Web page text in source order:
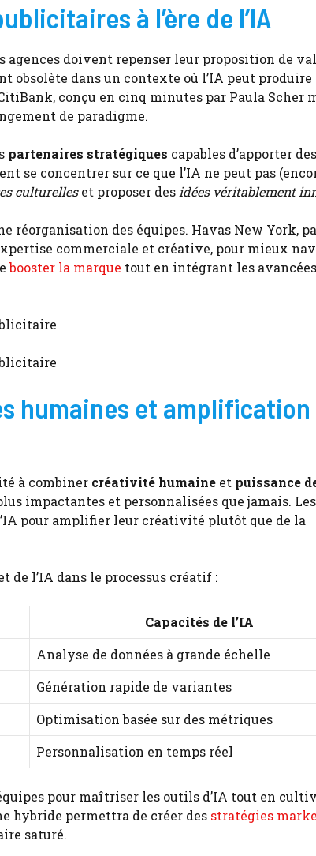
à l’ère de l’IA
agences doivent repenser leur proposition de
dans un contexte où l’IA peut produire
conçu en cinq minutes par Paula Scher
de paradigme.
partenaires stratégiques capables d’apporter des
se concentrer sur ce que l’IA ne peut pas
culturelleset proposer des idées véritablement
réorganisation des équipes. Havas New York,
commerciale et créative, pour mieux
booster la marque tout en intégrant les avancées
humaines et
à combiner créativité humaine et puissance
impactantes et personnalisées que jamais. Les
pour amplifier leur créativité plutôt que de la
de l’IA dans le processus créatif :
Capacités de l’IA
Analyse de données à grande échelle
Génération rapide de variantes
Optimisation basée sur des métriques
Personnalisation en temps réel
pour maîtriser les outils d’IA tout en
hybride permettra de créer des stratégies
saturé.